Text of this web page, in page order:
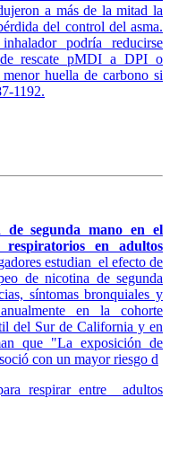
a más de la mitad la
del control del asma.
podría reducirse
de rescate pMDI a DPI o
huella de carbono si
1192.
de segunda mano en el
en adultos
estudian el efecto de
de nicotina de segunda
síntomas bronquiales y
en la cohorte
del Sur de California y en
que "La exposición de
con un mayor riesgo d
respirar entre adultos